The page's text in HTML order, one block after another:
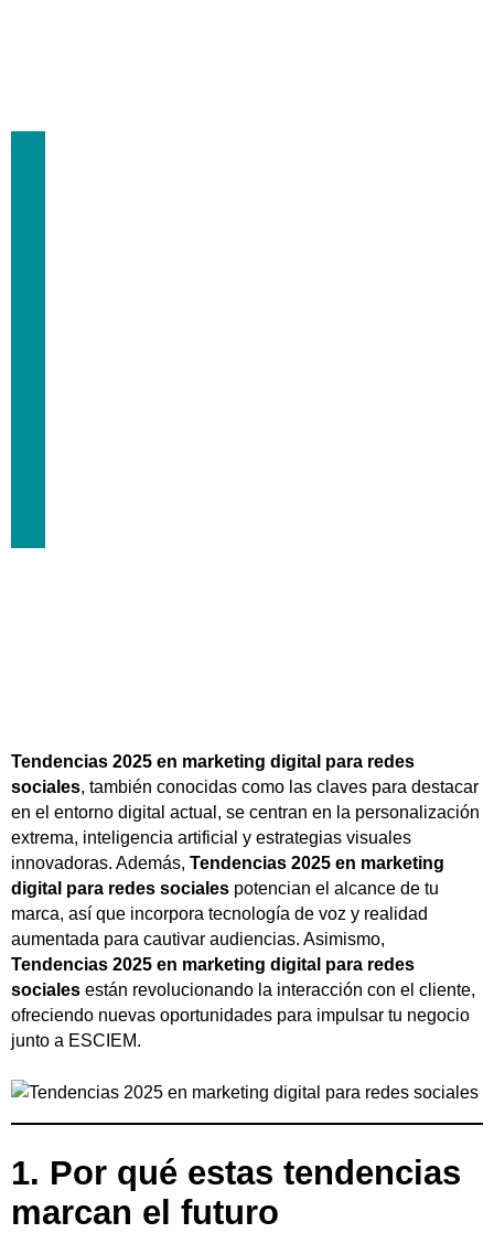
Tendencias 2025 en marketing digital para redes
sociales, también conocidas como las claves para destacar
en el entorno digital actual, se centran en la personalización
extrema, inteligencia artificial y estrategias visuales
innovadoras. Además, Tendencias 2025 en marketing
digital para redes sociales potencian el alcance de tu
marca, así que incorpora tecnología de voz y realidad
aumentada para cautivar audiencias. Asimismo,
Tendencias 2025 en marketing digital para redes
sociales están revolucionando la interacción con el cliente,
ofreciendo nuevas oportunidades para impulsar tu negocio
junto a ESCIEM.
1. Por qué estas tendencias
marcan el futuro